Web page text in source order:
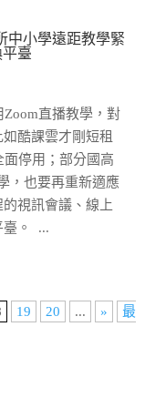
中小學遠距教學緊
臺
直播教學，對
酷課雲才剛短租
面停用；部分國高
，也要再重新適應
視訊會議、線上
臺。 ...
19 20 ... »
最